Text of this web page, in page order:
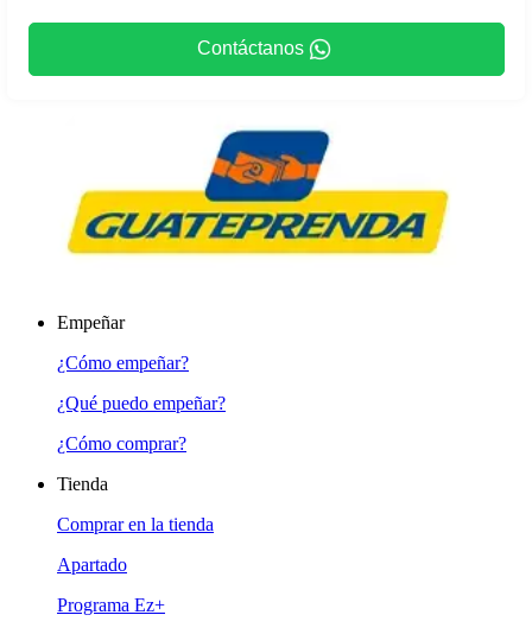
Contáctanos
Empeñar
¿Cómo empeñar?
¿Qué puedo empeñar?
¿Cómo comprar?
Tienda
Comprar en la tienda
Apartado
Programa Ez+